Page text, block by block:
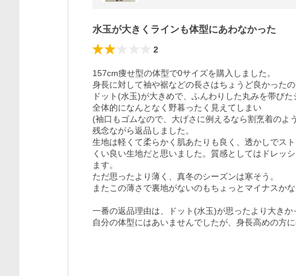
水玉が大きくラインも体型にあわなかった
2
157cm痩せ型の体型で0サイズを購入しました。
身長に対して袖や裾などの長さはちょうど良かった
ドット(水玉)が大きめで、ふんわりした丸みを帯び
全体的になんとなく野暮ったく見えてしまい
(袖口もゴムなので、大げさに例えるなら割烹着のよ
残念ながら返品しました。
生地は軽くて柔らかく肌あたりも良く、透かしでス
くい良い生地だと思いました。質感としてはドレッ
ます。
ただ思ったより薄く、真冬のシーズンは寒そう。
またこの薄さで裏地がないのもちょっとマイナスかな
一番の返品理由は、ドット(水玉)が思ったより大きか
自分の体型にはあいませんでしたが、身長高めの方